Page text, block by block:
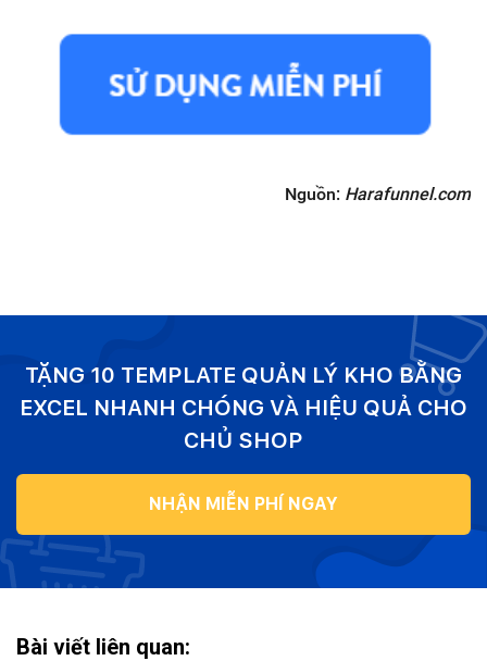
Nguồn: Harafunnel.com
TẶNG 10 TEMPLATE QUẢN LÝ KHO BẰNG
EXCEL NHANH CHÓNG VÀ HIỆU QUẢ CHO
CHỦ SHOP
NHẬN MIỄN PHÍ NGAY
Bài viết liên quan: